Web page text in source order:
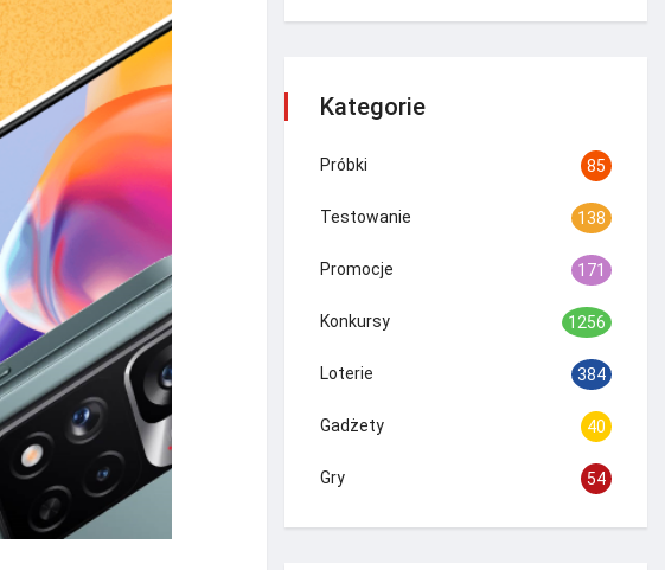
Kategorie
Próbki 85
Testowanie 138
Promocje 171
Konkursy 1256
Loterie 384
Gadżety 40
Gry 54